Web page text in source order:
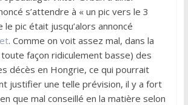
s’attendre à « un pic vers le 3
le pic était jusqu’alors annoncé
. Comme on voit assez mal, dans la
façon ridiculement basse) des
décès en Hongrie, ce qui pourrait
justifier une telle prévision, il y a fort
que mal conseillé en la matière selon